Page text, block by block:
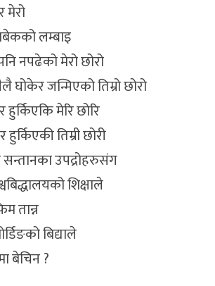
मेरो
लम्बाइ
नपढेको मेरो छोरो
घोकेर जन्मिएको तिम्रो छोरो
मेरि छोरि
तिम्री छोरी
उपद्रोहरुसंग
शिक्षाले
तान्न
बिद्याले
बेचिन ?